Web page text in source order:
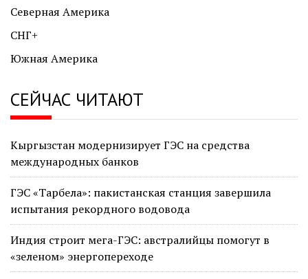
Северная Америка
СНГ+
Южная Америка
СЕЙЧАС ЧИТАЮТ
Кыргызстан модернизирует ГЭС на средства
международных банков
ГЭС «Тарбела»: пакистанская станция завершила
испытания рекордного водовода
Индия строит мега-ГЭС: австралийцы помогут в
«зеленом» энергопереходе